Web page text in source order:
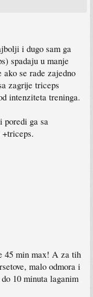
i dugo sam ga
spadaju u manje
ako se rade zajedno
zagrije triceps
intenziteta treninga.
poredi ga sa
45 min max! A za tih
malo odmora i
10 minuta laganim